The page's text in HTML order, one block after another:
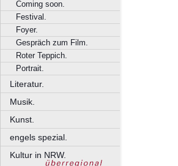
Coming soon.
Festival.
Foyer.
Gespräch zum Film.
Roter Teppich.
Portrait.
Literatur.
Musik.
Kunst.
engels spezial.
Kultur in NRW.